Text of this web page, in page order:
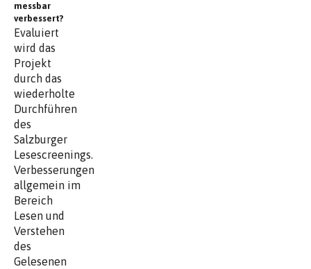
messbar
verbessert?
Evaluiert
wird das
Projekt
durch das
wiederholte
Durchführen
des
Salzburger
Lesescreenings.
Verbesserungen
allgemein im
Bereich
Lesen und
Verstehen
des
Gelesenen